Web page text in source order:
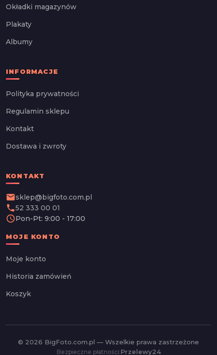
Okładki magazynów
Plakaty
Albumy
INFORMACJE
Polityka prywatności
Regulamin sklepu
Kontakt
Dostawa i zwroty
KONTAKT
emailsklep@bigfoto.com.pl
phone52 333 00 01
schedulePon-Pt: 9:00 - 17:00
MOJE KONTO
Moje konto
Historia zamówień
Koszyk
© 2026 BigFoto.com.pl — Wszelkie prawa zastrzeżone
Bezpieczne płatności:Przelewy24